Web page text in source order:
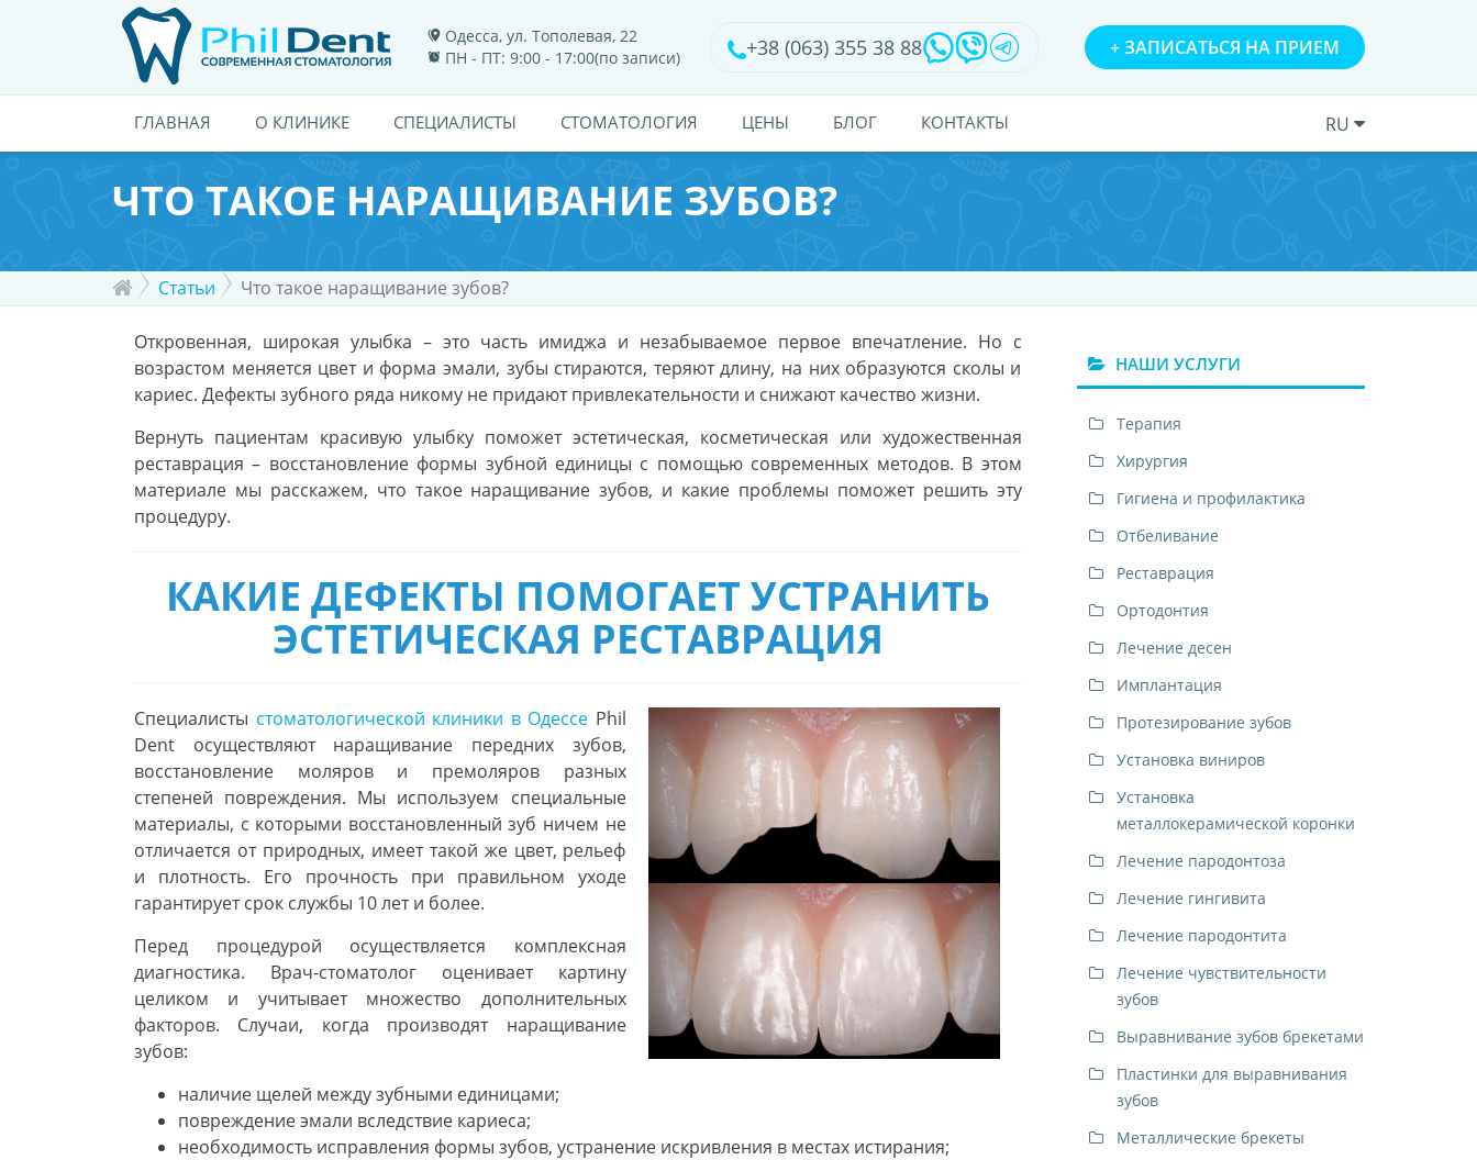
Одесса, ул. Тополевая, 22
ПН - ПТ: 9:00 - 17:00(по записи)
+38 (063) 355 38 88 +ЗАПИСАТЬСЯ НА ПРИЕМ
ГЛАВНАЯ О КЛИНИКЕ СПЕЦИАЛИСТЫ CТОМАТОЛОГИЯ ЦЕНЫ БЛОГ КОНТАКТЫ RU
ЧТО ТАКОЕ НАРАЩИВАНИЕ ЗУБОВ?
Статьи Что такое наращивание зубов?
Откровенная, широкая улыбка – это часть имиджа и незабываемое первое впечатление. Но с
возрастом меняется цвет и форма эмали, зубы стираются, теряют длину, на них образуются сколы и
кариес. Дефекты зубного ряда никому не придают привлекательности и снижают качество жизни.
Вернуть пациентам красивую улыбку поможет эстетическая, косметическая или художественная
реставрация – восстановление формы зубной единицы с помощью современных методов. В этом
материале мы расскажем, что такое наращивание зубов, и какие проблемы поможет решить эту
процедуру.
КАКИЕ ДЕФЕКТЫ ПОМОГАЕТ УСТРАНИТЬ
ЭСТЕТИЧЕСКАЯ РЕСТАВРАЦИЯ
Специалисты стоматологической клиники в Одессе Phil
Dent осуществляют наращивание передних зубов,
восстановление моляров и премоляров разных
степеней повреждения. Мы используем специальные
материалы, с которыми восстановленный зуб ничем не
отличается от природных, имеет такой же цвет, рельеф
и плотность. Его прочность при правильном уходе
гарантирует срок службы 10 лет и более.
Перед процедурой осуществляется комплексная
диагностика. Врач-стоматолог оценивает картину
целиком и учитывает множество дополнительных
факторов. Случаи, когда производят наращивание
зубов:
наличие щелей между зубными единицами;
повреждение эмали вследствие кариеса;
необходимость исправления формы зубов, устранение искривления в местах истирания;
НАШИ УСЛУГИ
Терапия
Хирургия
Гигиена и профилактика
Отбеливание
Реставрация
Ортодонтия
Лечение десен
Имплантация
Протезирование зубов
Установка виниров
Установка
металлокерамической коронки
Лечение пародонтоза
Лечение гингивита
Лечение пародонтита
Лечение чувствительности
зубов
Выравнивание зубов брекетами
Пластинки для выравнивания
зубов
Металлические брекеты